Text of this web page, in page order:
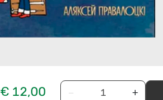
€ 12,00
− +